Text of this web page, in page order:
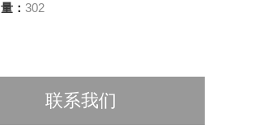
： 302
联系我们